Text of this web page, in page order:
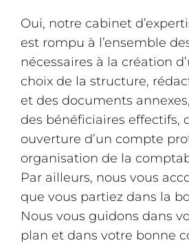
Oui, notre cabinet
est rompu à l’ensemble
nécessaires à la création
choix de la structure,
et des documents
des bénéficiaires effectifs,
ouverture d’un compte
organisation de la
Par ailleurs, nous vous
que vous partiez dans la
Nous vous guidons dans
plan et dans votre bonne